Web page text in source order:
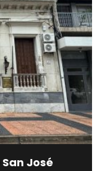
José